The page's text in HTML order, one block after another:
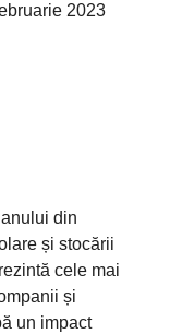
2023
din
și stocării
cele mai
și
un impact